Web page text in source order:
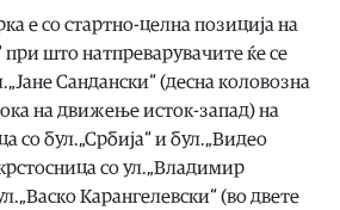
е со стартно-целна позиција на
при што натпреварувачите ќе се
Сандански“ (десна коловозна
на движење исток-запад) на
со бул.„Србија“ и бул.„Видео
со ул.„Владимир
Карангелевски“ (во двете